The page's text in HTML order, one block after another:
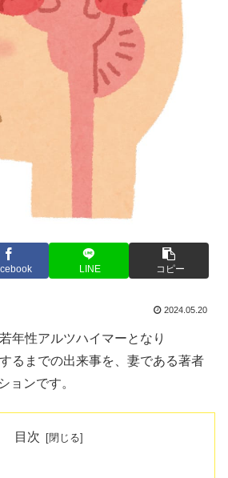
LINE コピー
2024.05.20
年性アルツハイマーとなり
るまでの出来事を、妻である著者
ョンです。
目次